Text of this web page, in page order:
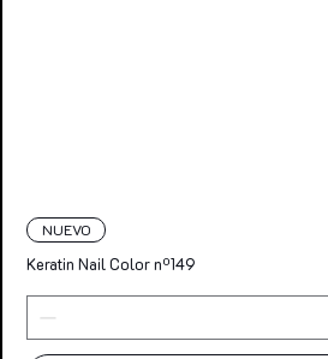
NUEVO
Keratin Nail Color nº149